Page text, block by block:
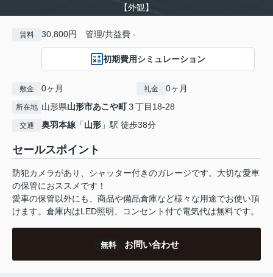
【外観】
賃料 30,800円 管理/共益費 -
初期費用シミュレーション
敷金 0ヶ月 礼金 0ヶ月
所在地 山形県山形市あこや町３丁目18-28
交通 奥羽本線 「山形 」駅 徒歩38分
セールスポイント
防犯カメラがあり、シャッター付きのガレージです。大切な愛車
の保管におススメです！
愛車の保管以外にも、商品や備品倉庫など様々な用途でお使い頂
けます。倉庫内はLED照明、コンセント付で電気代は無料です。
無料 お問い合わせ